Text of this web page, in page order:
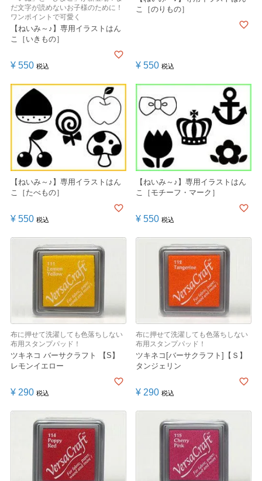
だ文字が読めないお子様のために！
ワンポイントで可愛く
【ねいみ～♪】専用イラストはん
こ［いきもの］
¥ 550 税込
こ［のりもの］
¥ 550 税込
【ねいみ～♪】専用イラストはん
こ［たべもの］
¥ 550 税込
【ねいみ～♪】専用イラストはん
こ［モチーフ・マーク］
¥ 550 税込
布に押せて洗濯しても色落ちしない
布用スタンプパッド！
ツキネコ バーサクラフト 【S】
レモンイエロー
¥ 290 税込
布に押せて洗濯しても色落ちしない
布用スタンプパッド！
ツキネコ[バーサクラフト]【Ｓ】
タンジェリン
¥ 290 税込